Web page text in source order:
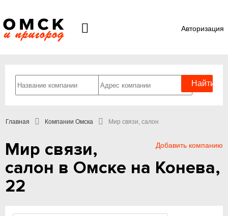
Авторизация
Главная Компании Омска Мир связи, салон
Добавить компанию
Мир связи,
салон в Омске на Конева,
22